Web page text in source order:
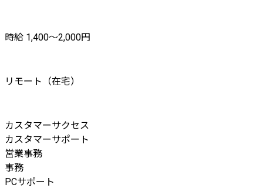
時給 1,400〜2,000円
リモート（在宅）
カスタマーサクセス
カスタマーサポート
営業事務
事務
PCサポート